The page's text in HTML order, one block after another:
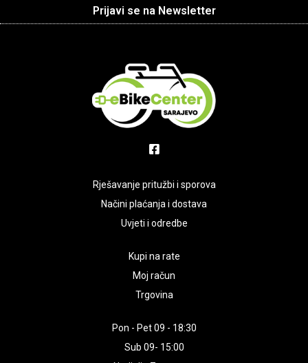
Prijavi se na Newsletter
Rješavanje pritužbi i sporova
Načini plaćanja i dostava
Uvjeti i odredbe
Kupi na rate
Moj račun
Trgovina
Pon - Pet 09 - 18:30
Sub 09- 15:00